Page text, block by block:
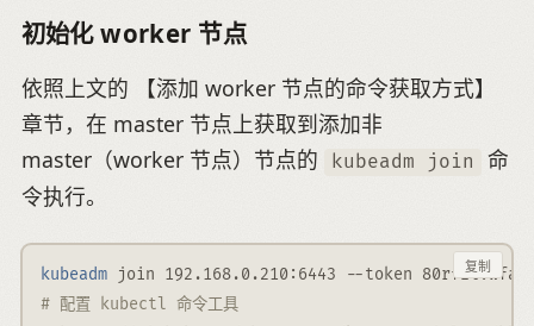
初始化 worker 节点
依照上文的 【添加 worker 节点的命令获取方式】
章节，在 master 节点上获取到添加非
master（worker 节点）节点的
kubeadm join
命
令执行。
kubeadm join 192.168.0.210:6443 --token
# 配置 kubectl 命令工具
复制